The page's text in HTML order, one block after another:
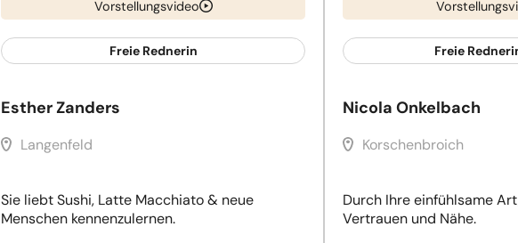
Vorstellungsvideo
Freie Rednerin
Esther Zanders
Langenfeld
Sie liebt Sushi, Latte Macchiato & neue
Menschen kennenzulernen.
Freie
Nicola Onkelbach
Korschenbroich
Durch Ihre einfühlsame
Vertrauen und Nähe.